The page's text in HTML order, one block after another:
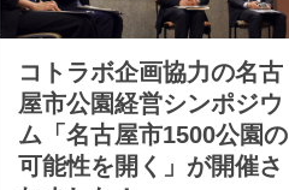
コトラボ企画協力の名古
屋市公園経営シンポジウ
ム「名古屋市1500公園の
可能性を開く」が開催さ